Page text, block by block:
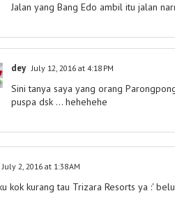
Jalan yang Bang Edo ambil itu jalan
dey July 12, 2016 at 4:18 PM
Sini tanya saya yang orang
puspa dsk ... hehehehe
July 2, 2016 at 1:38 AM
kok kurang tau Trizara Resorts ya :'